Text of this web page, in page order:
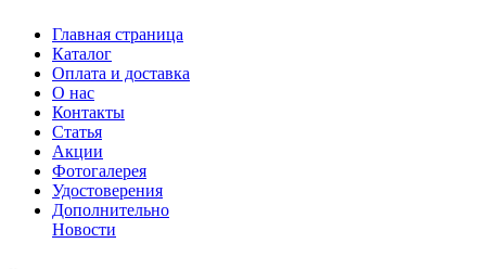
Главная страница
Каталог
Оплата и доставка
О нас
Контакты
Статья
Акции
Фотогалерея
Удостоверения
Дополнительно
Новости